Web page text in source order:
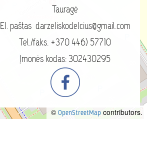
© OpenStreetMap contributors.
Tauragė
El. paštas darzeliskodelcius@gmail.com
Tel./faks. +370 446) 57710
Įmonės kodas: 302430295